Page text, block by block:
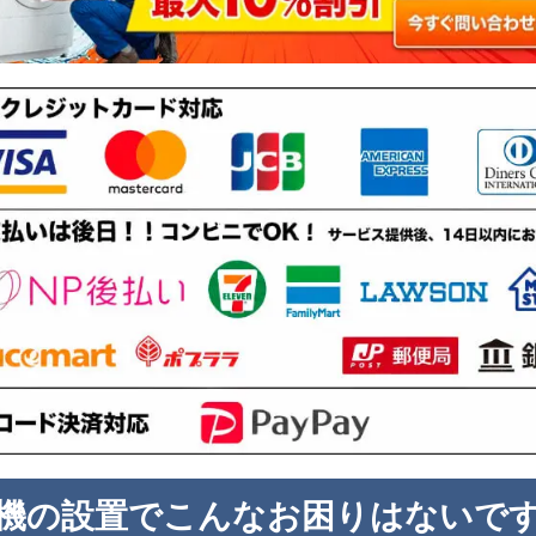
の設置でこんなお困りはないで